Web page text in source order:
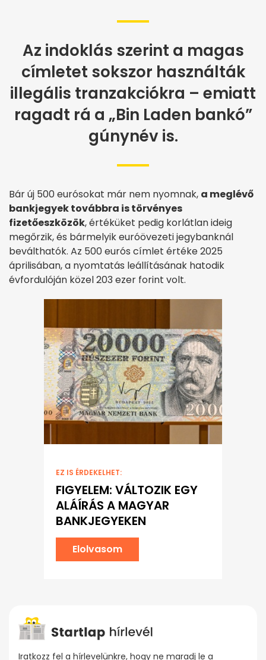
Az indoklás szerint a magas
címletet sokszor használták
illegális tranzakciókra – emiatt
ragadt rá a „Bin Laden bankó”
gúnynév is.
Bár új 500 eurósokat már nem nyomnak, a meglévő
bankjegyek továbbra is törvényes
fizetőeszközök, értéküket pedig korlátlan ideig
megőrzik, és bármelyik euróövezeti jegybanknál
beválthatók. Az 500 eurós címlet értéke 2025
áprilisában, a nyomtatás leállításának hatodik
évfordulóján közel 203 ezer forint volt.
EZ IS ÉRDEKELHET:
FIGYELEM: VÁLTOZIK EGY
ALÁÍRÁS A MAGYAR
BANKJEGYEKEN
Elolvasom
Iratkozz fel a hírlevelünkre, hogy ne maradj le a